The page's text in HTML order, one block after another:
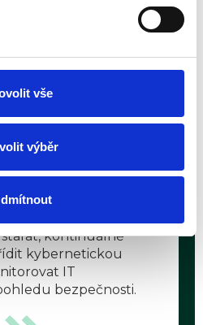
vše
výběr
procesy a
kontinuálně
kybernetickou
IT
bezpečnosti.